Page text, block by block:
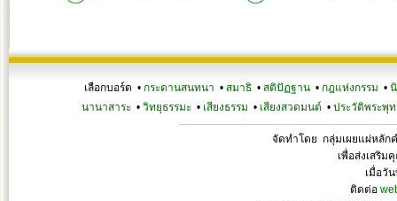
เลือกบอร์ด • กระดานสนทนา • สมาธิ • สติปัฏฐาน • กฎแห่งกรรม •
นานาสาระ• วิทยุธรรมะ• เสียงธรรม • เสียงสวดมนต์ • ประวัติพระพุท
จัดทำโดย กลุ่มเผยแผ่หลัก
เพื่อส่งเสริม
เมื่อวั
ติดต่อ